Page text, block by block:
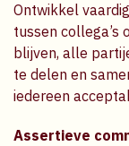
Ontwikkel
tussen
blijven, alle
te delen en
iedereen
Assertieve